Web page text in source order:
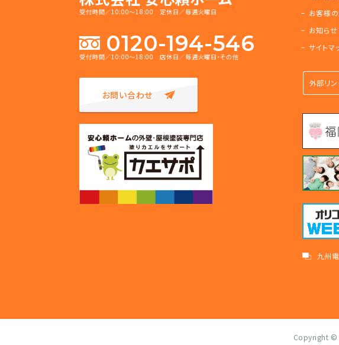
受付時間／10:00～18:00 定休日／毎週火曜日
0120-194-546
受付時間／10:00～18:00 店休日／毎週火曜日・その他
お問い合わせ
お客様
お知らせ
サイトマ
外部リン
九州
Copyright ©